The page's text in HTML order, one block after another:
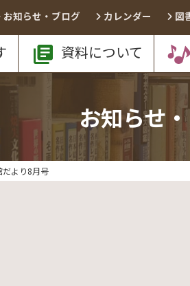
お知らせ・ブログ カレンダー 図
資料について
お知らせ
だより8月号